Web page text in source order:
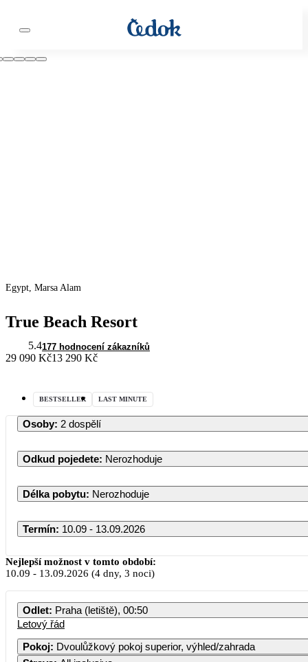
Egypt, Marsa Alam
True Beach Resort
5.4177 hodnocení zákazníků
29 090 Kč13 290 Kč
BESTSELLER LAST MINUTE
Osoby: 2 dospělí
Odkud pojedete: Nerozhoduje
Délka pobytu: Nerozhoduje
Termín: 10.09 - 13.09.2026
Nejlepší možnost v tomto období:
10.09 - 13.09.2026 (4 dny, 3 noci)
Odlet: Praha (letiště), 00:50
Letový řád
Pokoj: Dvoulůžkový pokoj superior, výhled/zahrada